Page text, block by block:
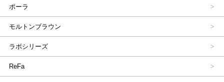
ポーラ
モルトンブラウン
ラボシリーズ
ReFa